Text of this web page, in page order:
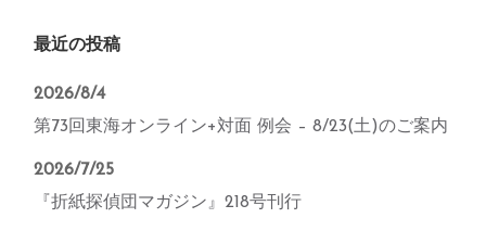
最近の投稿
第73回東海オンライン+対面 例会 – 8/23(土)のご案内
2026/8/4
『折紙探偵団マガジン』218号刊行
2026/7/25